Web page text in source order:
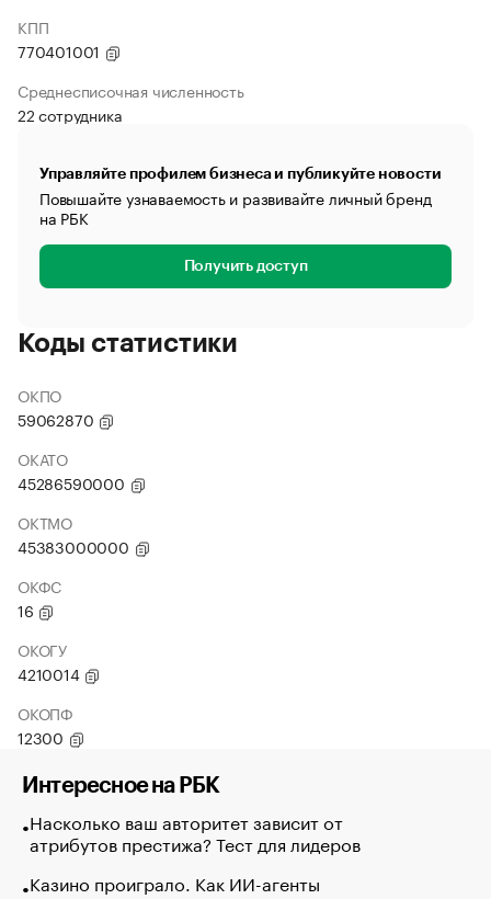
КПП
770401001
Среднесписочная численность
22 сотрудника
Управляйте профилем бизнеса и публикуйте новости
Повышайте узнаваемость и развивайте личный бренд
на РБК
Получить доступ
Коды статистики
ОКПО
59062870
ОКАТО
45286590000
ОКТМО
45383000000
ОКФС
16
ОКОГУ
4210014
ОКОПФ
12300
Интересное на РБК
Насколько ваш авторитет зависит от
атрибутов престижа? Тест для лидеров
Казино проиграло. Как ИИ-агенты